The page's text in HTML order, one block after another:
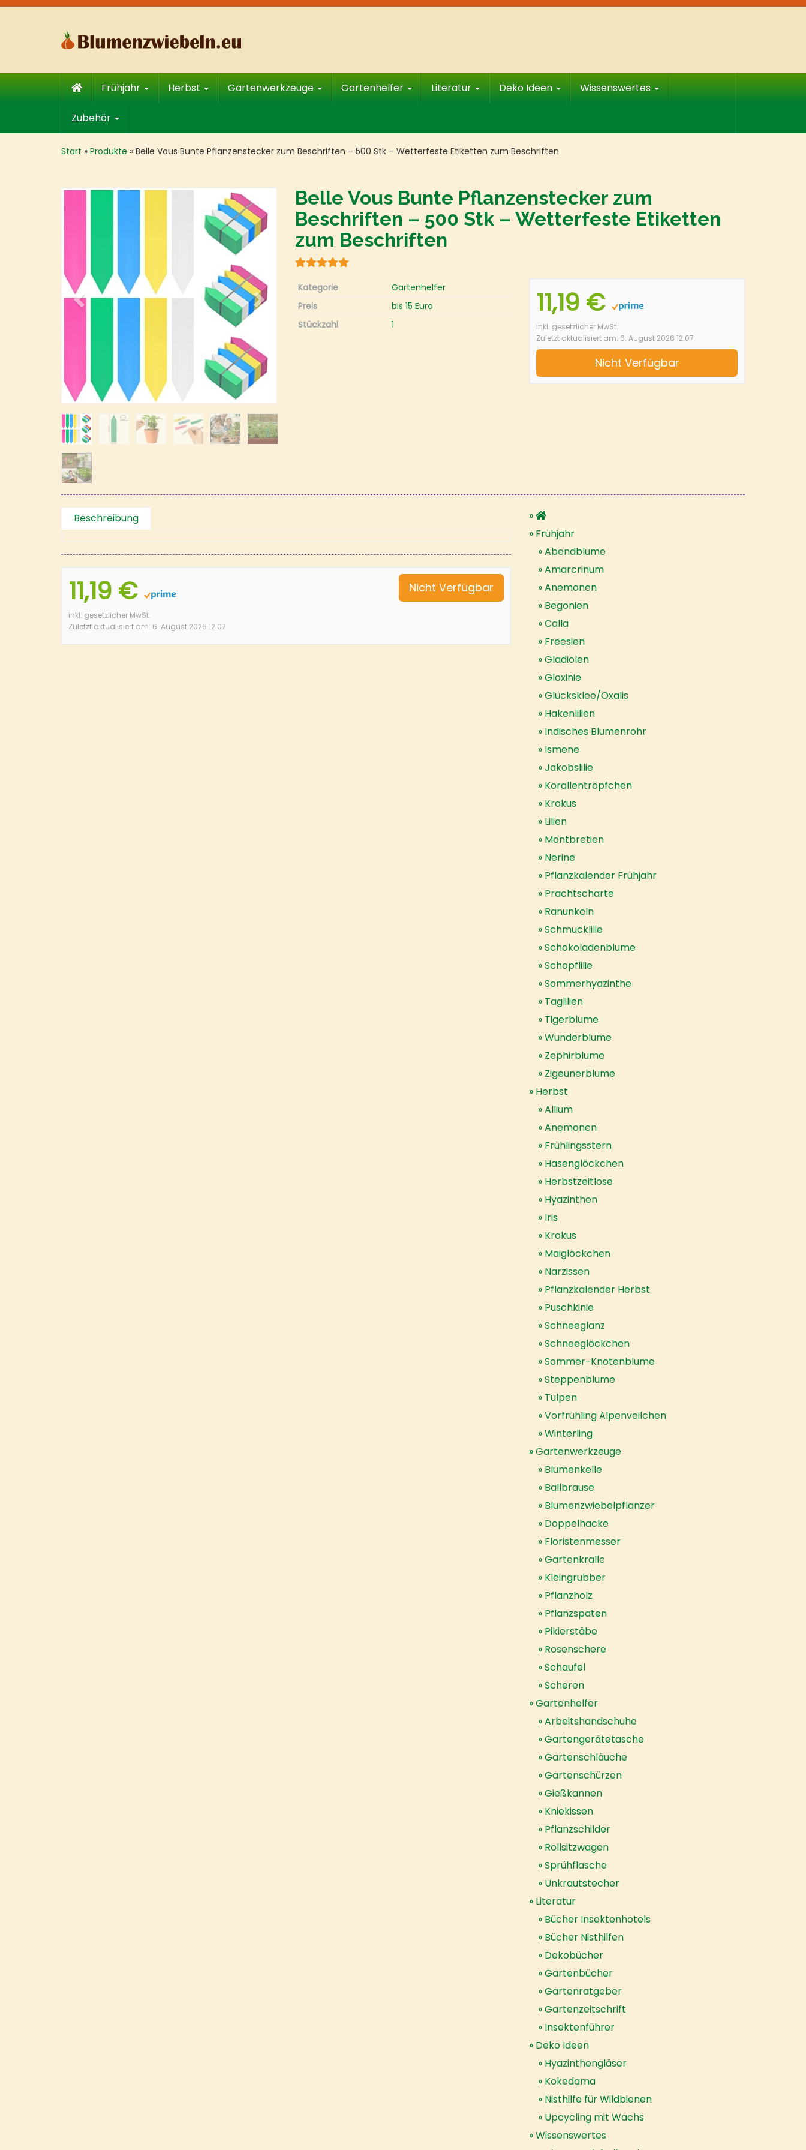
Skip
Frühjahr Herbst Gartenwerkzeuge Gartenhelfer Literatur Deko Ideen Wissenswertes
Zubehör
Start » Produkte » Belle Vous Bunte Pflanzenstecker zum Beschriften – 500 Stk – Wetterfeste Etiketten zum Beschriften
Belle Vous Bunte Pflanzenstecker zum
Beschriften – 500 Stk – Wetterfeste Etiketten
zum Beschriften
11,19 €
inkl. gesetzlicher MwSt.
Zuletzt aktualisiert am: 6. August 2026 12:07
Nicht Verfügbar
Kategorie
Gartenhelfer
Preis
bis 15 Euro
Stückzahl
1
Beschreibung
11,19 €
inkl. gesetzlicher MwSt.
Zuletzt aktualisiert am: 6. August 2026 12:07
Nicht Verfügbar
Frühjahr
Abendblume
Amarcrinum
Anemonen
Begonien
Calla
Freesien
Gladiolen
Gloxinie
Glücksklee/Oxalis
Hakenlilien
Indisches Blumenrohr
Ismene
Jakobslilie
Korallentröpfchen
Krokus
Lilien
Montbretien
Nerine
Pflanzkalender Frühjahr
Prachtscharte
Ranunkeln
Schmucklilie
Schokoladenblume
Schopflilie
Sommerhyazinthe
Taglilien
Tigerblume
Wunderblume
Zephirblume
Zigeunerblume
Herbst
Allium
Anemonen
Frühlingsstern
Hasenglöckchen
Herbstzeitlose
Hyazinthen
Iris
Krokus
Maiglöckchen
Narzissen
Pflanzkalender Herbst
Puschkinie
Schneeglanz
Schneeglöckchen
Sommer-Knotenblume
Steppenblume
Tulpen
Vorfrühling Alpenveilchen
Winterling
Gartenwerkzeuge
Blumenkelle
Ballbrause
Blumenzwiebelpflanzer
Doppelhacke
Floristenmesser
Gartenkralle
Kleingrubber
Pflanzholz
Pflanzspaten
Pikierstäbe
Rosenschere
Schaufel
Scheren
Gartenhelfer
Arbeitshandschuhe
Gartengerätetasche
Gartenschläuche
Gartenschürzen
Gießkannen
Kniekissen
Pflanzschilder
Rollsitzwagen
Sprühflasche
Unkrautstecher
Literatur
Bücher Insektenhotels
Bücher Nisthilfen
Dekobücher
Gartenbücher
Gartenratgeber
Gartenzeitschrift
Insektenführer
Deko Ideen
Hyazinthengläser
Kokedama
Nisthilfe für Wildbienen
Upcycling mit Wachs
Wissenswertes